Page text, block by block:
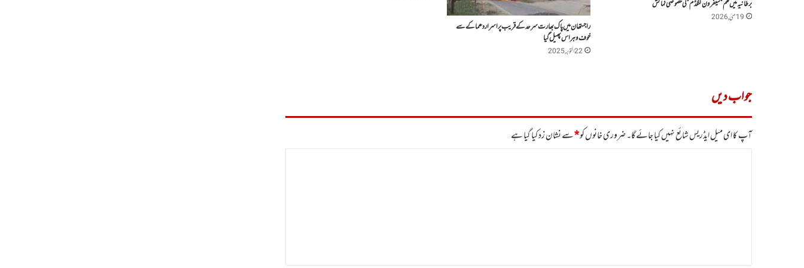
برطانیہ میں فلم ”سیفرون کنگڈم ”کی خصوصی نمائش
19 مئی, 2026
راجستھان میں پاک بھارت سرحد کے قریب پراسرار دھماکے سے
خوف وہراس پھیل گیا
22 اکتوبر, 2025
جواب دیں
آپ کا ای میل ایڈریس شائع نہیں کیا جائے گا۔ضروری خانوں کو*سے نشان زد کیا گیا ہے